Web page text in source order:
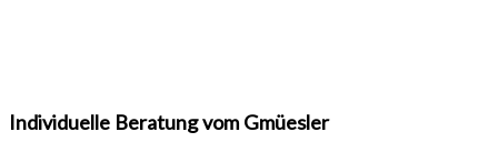
Individuelle Beratung vom Gmüesler